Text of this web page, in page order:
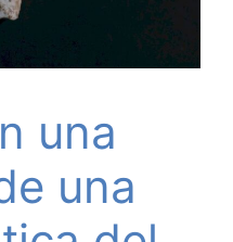
una
una